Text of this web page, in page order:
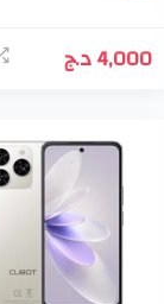
4,000د.ج